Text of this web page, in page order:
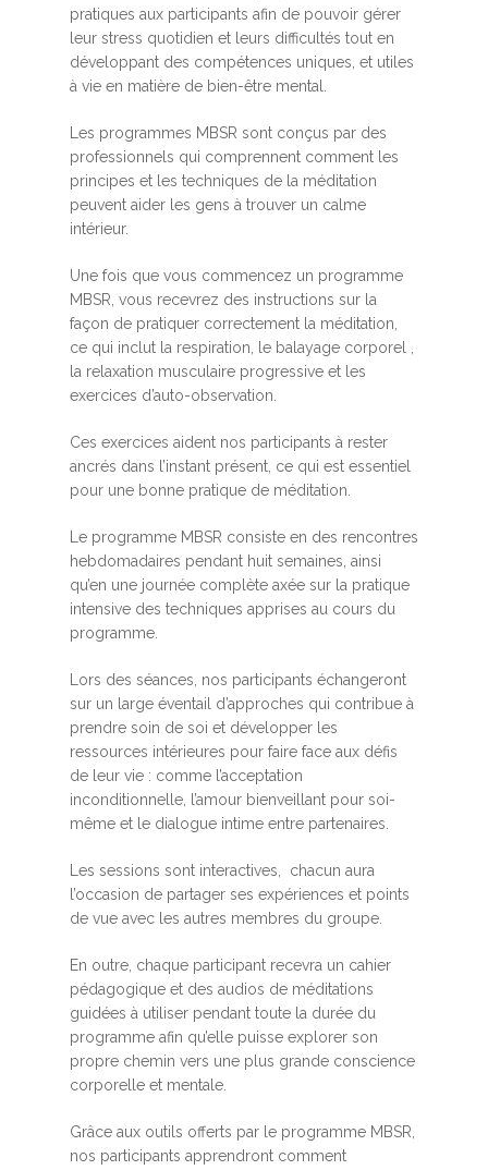
pratiques aux participants afin de pouvoir gérer
leur stress quotidien et leurs difficultés tout en
développant des compétences uniques, et utiles
à vie en matière de bien-être mental.
Les programmes MBSR sont conçus par des
professionnels qui comprennent comment les
principes et les techniques de la méditation
peuvent aider les gens à trouver un calme
intérieur.
Une fois que vous commencez un programme
MBSR, vous recevrez des instructions sur la
façon de pratiquer correctement la méditation,
ce qui inclut la respiration, le balayage corporel ,
la relaxation musculaire progressive et les
exercices d’auto-observation.
Ces exercices aident nos participants à rester
ancrés dans l’instant présent, ce qui est essentiel
pour une bonne pratique de méditation.
Le programme MBSR consiste en des rencontres
hebdomadaires pendant huit semaines, ainsi
qu’en une journée complète axée sur la pratique
intensive des techniques apprises au cours du
programme.
Lors des séances, nos participants échangeront
sur un large éventail d’approches qui contribue à
prendre soin de soi et développer les
ressources intérieures pour faire face aux défis
de leur vie : comme l’acceptation
inconditionnelle, l’amour bienveillant pour soi-
même et le dialogue intime entre partenaires.
Les sessions sont interactives, chacun aura
l’occasion de partager ses expériences et points
de vue avec les autres membres du groupe.
En outre, chaque participant recevra un cahier
pédagogique et des audios de méditations
guidées à utiliser pendant toute la durée du
programme afin qu’elle puisse explorer son
propre chemin vers une plus grande conscience
corporelle et mentale.
Grâce aux outils offerts par le programme MBSR,
nos participants apprendront comment